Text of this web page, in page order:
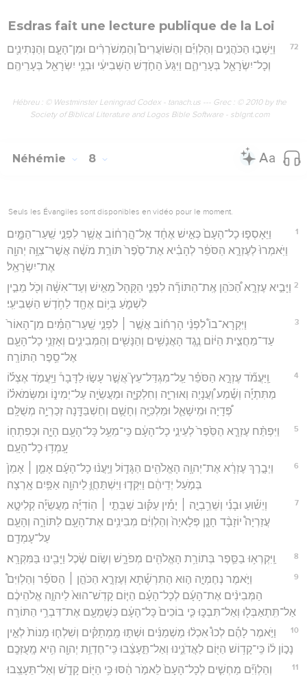
Esdras fait une lecture publique de la Loi
72
וַיֵּשְׁב֣וּ הַכֹּהֲנִ֣ים וְהַלְוִיִּ֡ם וְהַשּׁוֹעֲרִים֩ וְהַמְשֹׁרְרִ֨ים וּמִן־הָעָ֧ם וְהַנְּתִינִ֛ים
וְכָל־יִשְׂרָאֵ֖ל בְּעָרֵיהֶ֑ם וַיִּגַּע֙ הַחֹ֣דֶשׁ הַשְּׁבִיעִ֔י וּבְנֵ֥י יִשְׂרָאֵ֖ל בְּעָרֵיהֶֽם׃
Hébreu : © Westminster Leningrad Codex - tanach.us --- Grec : © 2010 by the
Society of Biblical Literature and Logos Bible Software - sblgnt.com
Néhémie 8
Seuls les Évangiles sont disponibles en vidéo pour le moment.
1
וַיֵּאָסְפ֤וּ כָל־הָעָם֙ כְּאִ֣ישׁ אֶחָ֔ד אֶל־הָ֣רְח֔וֹב אֲשֶׁ֖ר לִפְנֵ֣י שַֽׁעַר־הַמָּ֑יִם
וַיֹּֽאמְרוּ֙ לְעֶזְרָ֣א הַסֹּפֵ֔ר לְהָבִ֗יא אֶת־סֵ֙פֶר֙ תּוֹרַ֣ת מֹשֶׁ֔ה אֲשֶׁר־צִוָּ֥ה יְהוָ֖ה
אֶת־יִשְׂרָאֵֽל׃
2 וַיָּבִ֣יא עֶזְרָ֣א הַ֠כֹּהֵן אֶֽת־הַתּוֹרָ֞ה לִפְנֵ֤י הַקָּהָל֙ מֵאִ֣ישׁ וְעַד־אִשָּׁ֔ה וְכֹ֖ל מֵבִ֣ין
לִשְׁמֹ֑עַ בְּי֥וֹם אֶחָ֖ד לַחֹ֥דֶשׁ הַשְּׁבִיעִֽי׃
3
וַיִּקְרָא־בוֹ֩ לִפְנֵ֨י הָרְח֜וֹב אֲשֶׁ֣ר ׀ לִפְנֵ֣י שַֽׁעַר־הַמַּ֗יִם מִן־הָאוֹר֙
עַד־מַחֲצִ֣ית הַיּ֔וֹם נֶ֛גֶד הָאֲנָשִׁ֥ים וְהַנָּשִׁ֖ים וְהַמְּבִינִ֑ים וְאָזְנֵ֥י כָל־הָעָ֖ם
אֶל־סֵ֥פֶר הַתּוֹרָֽה׃
4
וַֽיַּעֲמֹ֞ד עֶזְרָ֣א הַסֹּפֵ֗ר עַֽל־מִגְדַּל־עֵץ֮ אֲשֶׁ֣ר עָשׂ֣וּ לַדָּבָר֒ וַיַּֽעֲמֹ֣ד אֶצְל֡וֹ
מַתִּתְיָ֡ה וְשֶׁ֡מַע וַ֠עֲנָיָה וְאוּרִיָּ֧ה וְחִלְקִיָּ֛ה וּמַעֲשֵׂיָ֖ה עַל־יְמִינ֑וֹ וּמִשְּׂמֹאל֗וֹ
פְּ֠דָיָה וּמִֽישָׁאֵ֧ל וּמַלְכִּיָּ֛ה וְחָשֻׁ֥ם וְחַשְׁבַּדָּ֖נָה זְכַרְיָ֥ה מְשֻׁלָּֽם׃
5
וַיִּפְתַּ֨ח עֶזְרָ֤א הַסֵּ֙פֶר֙ לְעֵינֵ֣י כָל־הָעָ֔ם כִּֽי־מֵעַ֥ל כָּל־הָעָ֖ם הָיָ֑ה וּכְפִתְח֖וֹ
עָֽמְד֥וּ כָל־הָעָֽם׃
6
וַיְבָ֣רֶךְ עֶזְרָ֔א אֶת־יְהוָ֥ה הָאֱלֹהִ֖ים הַגָּד֑וֹל וַיַּֽעֲנ֨וּ כָל־הָעָ֜ם אָמֵ֤ן ׀ אָמֵן֙
בְּמֹ֣עַל יְדֵיהֶ֔ם וַיִּקְּד֧וּ וַיִּשְׁתַּחֲוֻּ֛ לַיהוָ֖ה אַפַּ֥יִם אָֽרְצָה׃
7
וְיֵשׁ֡וּעַ וּבָנִ֡י וְשֵׁרֵ֥בְיָ֣ה ׀ יָמִ֡ין עַקּ֡וּב שַׁבְּתַ֣י ׀ הֽוֹדִיָּ֡ה מַעֲשֵׂיָ֡ה קְלִיטָ֣א
עֲזַרְיָה֩ יוֹזָבָ֨ד חָנָ֤ן פְּלָאיָה֙ וְהַלְוִיִּ֔ם מְבִינִ֥ים אֶת־הָעָ֖ם לַתּוֹרָ֑ה וְהָעָ֖ם
עַל־עָמְדָֽם׃
8 וַֽיִּקְרְא֥וּ בַסֵּ֛פֶר בְּתוֹרַ֥ת הָאֱלֹהִ֖ים מְפֹרָ֑שׁ וְשׂ֣וֹם שֶׂ֔כֶל וַיָּבִ֖ינוּ בַּמִּקְרָֽא׃
9
וַיֹּ֣אמֶר נְחֶמְיָ֣ה ה֣וּא הַתִּרְשָׁ֡תָא וְעֶזְרָ֣א הַכֹּהֵ֣ן ׀ הַסֹּפֵ֡ר וְהַלְוִיִּם֩
הַמְּבִינִ֨ים אֶת־הָעָ֜ם לְכָל־הָעָ֗ם הַיּ֤וֹם קָדֹֽשׁ־הוּא֙ לַיהוָ֣ה אֱלֹהֵיכֶ֔ם
אַל־תִּֽתְאַבְּל֖וּ וְאַל־תִּבְכּ֑וּ כִּ֤י בוֹכִים֙ כָּל־הָעָ֔ם כְּשָׁמְעָ֖ם אֶת־דִּבְרֵ֥י הַתּוֹרָֽה׃
10
וַיֹּ֣אמֶר לָהֶ֡ם לְכוּ֩ אִכְל֨וּ מַשְׁמַנִּ֜ים וּשְׁת֣וּ מַֽמְתַקִּ֗ים וְשִׁלְח֤וּ מָנוֹת֙ לְאֵ֣ין
נָכ֣וֹן ל֔וֹ כִּֽי־קָד֥וֹשׁ הַיּ֖וֹם לַאֲדֹנֵ֑ינוּ וְאַל־תֵּ֣עָצֵ֔בוּ כִּֽי־חֶדְוַ֥ת יְהוָ֖ה הִ֥יא מָֽעֻזְּכֶֽם׃
11 וְהַלְוִיִּ֞ם מַחְשִׁ֤ים לְכָל־הָעָם֙ לֵאמֹ֣ר הַ֔סּוּ כִּ֥י הַיּ֖וֹם קָדֹ֑שׁ וְאַל־תֵּעָצֵֽבוּ׃